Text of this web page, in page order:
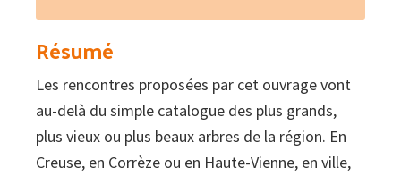
remarquables
en
Limousin
Résumé
Les rencontres proposées par cet ouvrage vont
au-delà du simple catalogue des plus grands,
plus vieux ou plus beaux arbres de la région. En
Creuse, en Corrèze ou en Haute-Vienne, en ville,